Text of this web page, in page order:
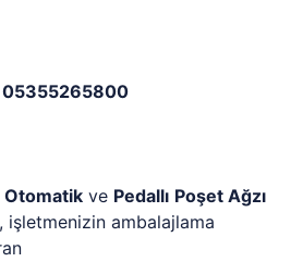
05355265800
Otomatik ve Pedallı Poşet Ağzı
, işletmenizin ambalajlama